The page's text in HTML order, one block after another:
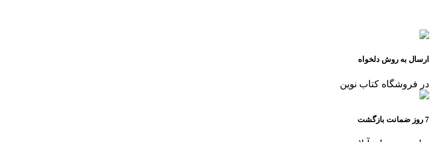
ارسال به روش دلخواه
در فروشگاه کتاب نوین
7 روز ضمانت بازگشت